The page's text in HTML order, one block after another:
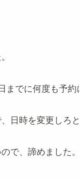
までに何度も予約
日時を変更しろと
で、諦めました。